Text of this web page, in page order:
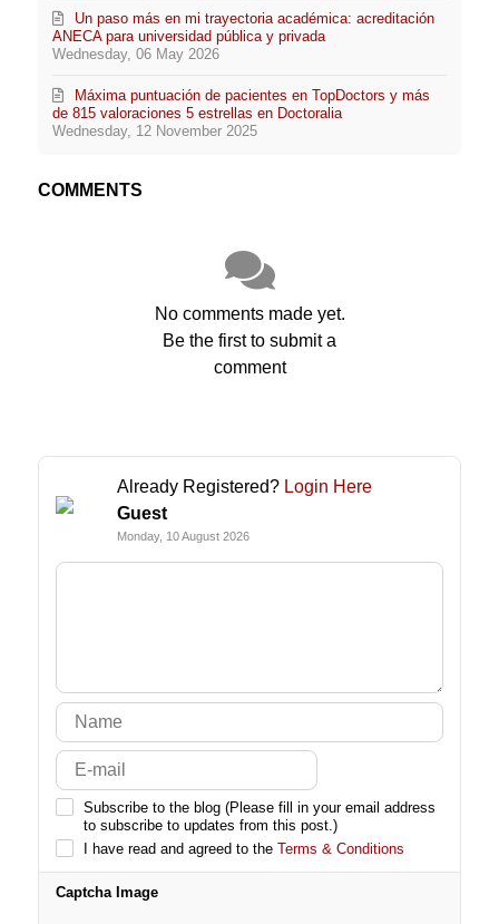
Wednesday, 06 May 2026
Un paso más en mi trayectoria académica: acreditación
ANECA para universidad pública y privada
Wednesday, 12 November 2025
Máxima puntuación de pacientes en TopDoctors y más
de 815 valoraciones 5 estrellas en Doctoralia
COMMENTS
No comments made yet.
Be the first to submit a
comment
Already Registered? Login Here
Guest
Monday, 10 August 2026
Subscribe to the blog (Please fill in your email address
to subscribe to updates from this post.)
I have read and agreed to the Terms & Conditions
Captcha Image